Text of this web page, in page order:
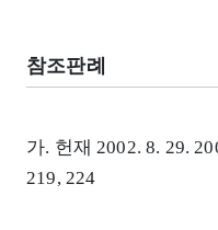
참조판례
가. 헌재 2002. 8. 29.
219, 224